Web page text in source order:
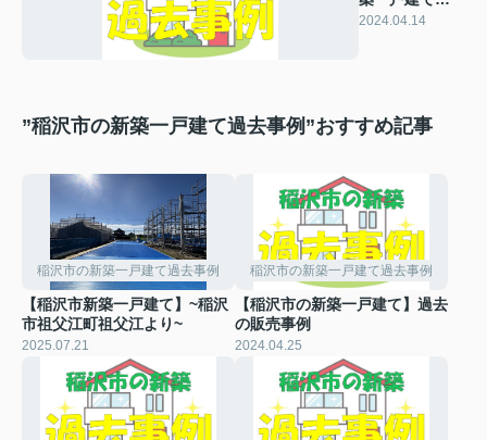
過去の販売事
2024.04.14
”稲沢市の新築一戸建て過去事例”おすすめ記事
稲沢市の新築一戸建て過去事例
【稲沢市新築一戸建て】~稲沢
市祖父江町祖父江より~
2025.07.21
稲沢市の新築一戸建て過去事例
【稲沢市の新築一戸建て】過去
の販売事例
2024.04.25